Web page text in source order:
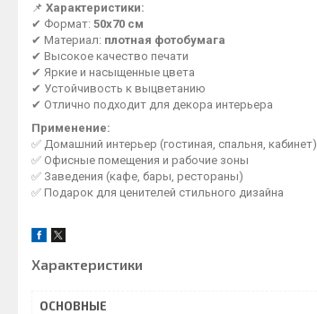
📌 Характеристики:
✔ Формат: 50х70 см
✔ Материал: плотная фотобумага
✔ Высокое качество печати
✔ Яркие и насыщенные цвета
✔ Устойчивость к выцветанию
✔ Отлично подходит для декора интерьера
Применение:
✅ Домашний интерьер (гостиная, спальня, кабинет)
✅ Офисные помещения и рабочие зоны
✅ Заведения (кафе, бары, рестораны)
✅ Подарок для ценителей стильного дизайна
Характеристики
ОСНОВНЫЕ